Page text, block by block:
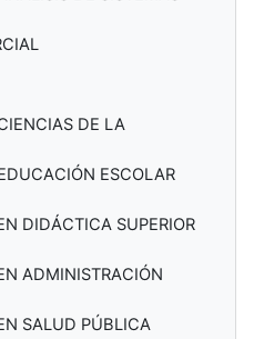
DE LA
ESCOLAR
DIDÁCTICA SUPERIOR
ADMINISTRACIÓN
SALUD PÚBLICA